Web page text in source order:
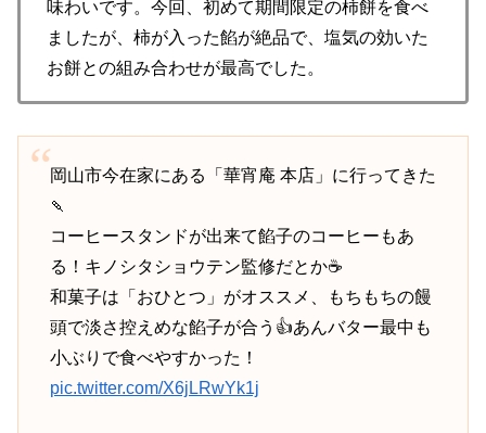
味わいです。今回、初めて期間限定の柿餅を食べ
ましたが、柿が入った餡が絶品で、塩気の効いた
お餅との組み合わせが最高でした。
岡山市今在家にある「華宵庵 本店」に行ってきた
🍡
コーヒースタンドが出来て餡子のコーヒーもあ
る！キノシタショウテン監修だとか☕️
和菓子は「おひとつ」がオススメ、もちもちの饅
頭で淡さ控えめな餡子が合う👍あんバター最中も
小ぶりで食べやすかった！
pic.twitter.com/X6jLRwYk1j